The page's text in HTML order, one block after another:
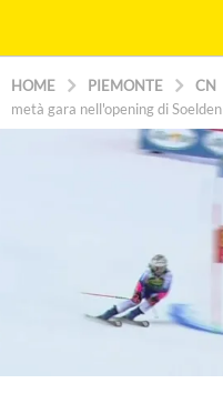
HOME PIEMONTE CN
metà gara nell'opening di Soelden